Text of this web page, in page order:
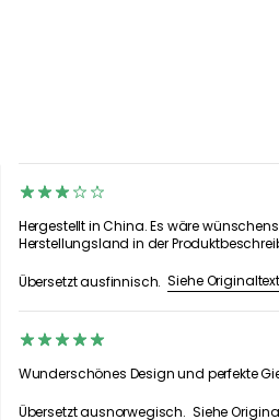
Hergestellt in China. Es wäre
Herstellungsland in der
Übersetzt ausfinnisch. Siehe Originaltext
Wunderschönes Design und perfekte
Übersetzt ausnorwegisch. Siehe